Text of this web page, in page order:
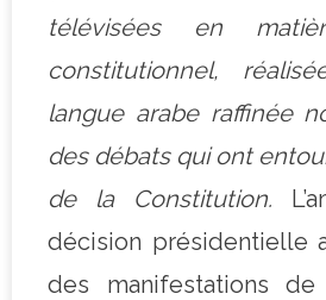
télévisées en
constitutionnel,
langue arabe raffinée
des débats qui ont
de la Constitution.
décision présidentielle
des manifestations